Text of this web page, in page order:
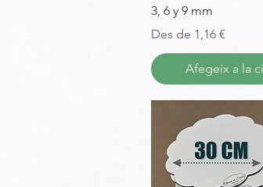
3, 6 y 9 mm
Des de 1,16 €
Preu d'oferta
Afegeix a la